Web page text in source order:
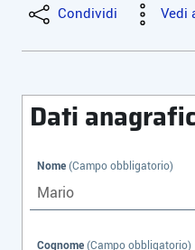
Condividi Vedi
Descrizione
Dati
Nome(Campo obbligatorio)
Cognome(Campo obbligatorio)